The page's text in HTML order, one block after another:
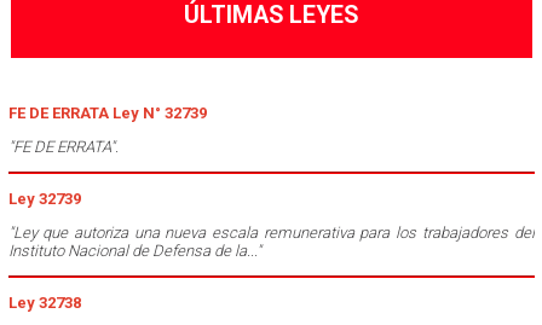
ÚLTIMAS LEYES
FE DE ERRATA Ley N° 32739
"FE DE ERRATA".
Ley 32739
"Ley que autoriza una nueva escala remunerativa para los trabajadores del
Instituto Nacional de Defensa de la..."
Ley 32738